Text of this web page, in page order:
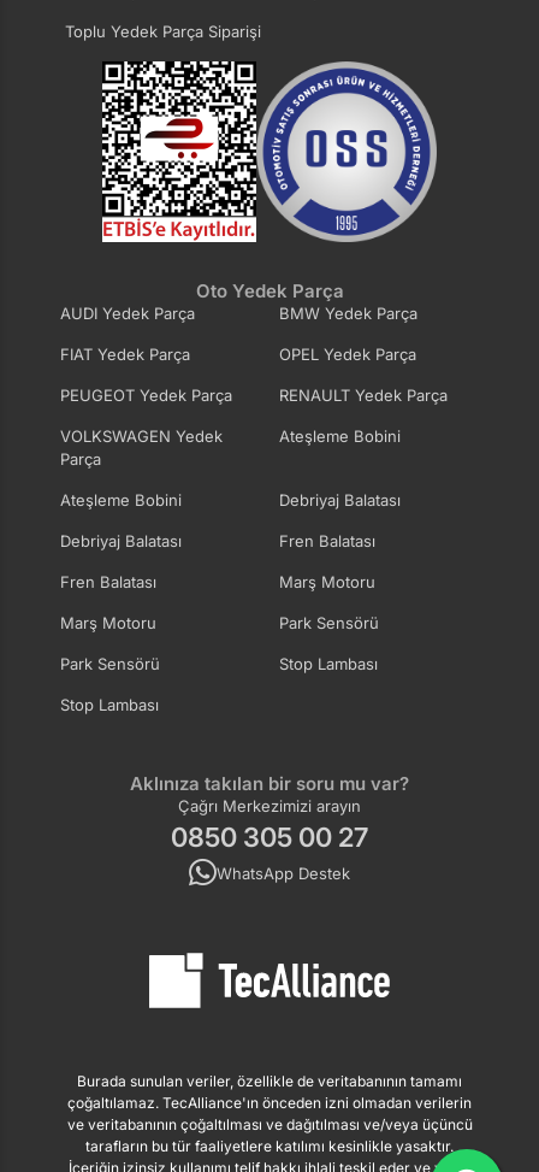
Toplu Yedek Parça Siparişi
Oto Yedek Parça
AUDI Yedek Parça BMW Yedek Parça
FIAT Yedek Parça OPEL Yedek Parça
PEUGEOT Yedek Parça RENAULT Yedek Parça
VOLKSWAGEN Yedek
Parça
Ateşleme Bobini
Ateşleme Bobini Debriyaj Balatası
Debriyaj Balatası Fren Balatası
Fren Balatası Marş Motoru
Marş Motoru Park Sensörü
Park Sensörü Stop Lambası
Stop Lambası
Aklınıza takılan bir soru mu var?
Çağrı Merkezimizi arayın
0850 305 00 27
WhatsApp Destek
Burada sunulan veriler, özellikle de veritabanının tamamı
çoğaltılamaz. TecAlliance'ın önceden izni olmadan verilerin
ve veritabanının çoğaltılması ve dağıtılması ve/veya üçüncü
tarafların bu tür faaliyetlere katılımı kesinlikle yasaktır.
İçeriğin izinsiz kullanımı telif hakkı ihlali teşkil eder ve yasal